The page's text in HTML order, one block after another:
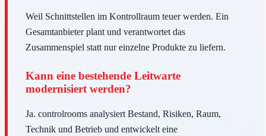
Weil Schnittstellen im Kontrollraum teuer werden. Ein
Gesamtanbieter plant und verantwortet das
Zusammenspiel statt nur einzelne Produkte zu liefern.
Kann eine bestehende Leitwarte
modernisiert werden?
Ja. controlrooms analysiert Bestand, Risiken, Raum,
Technik und Betrieb und entwickelt eine